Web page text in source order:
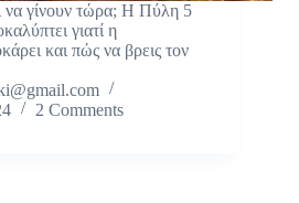
να γίνουν τώρα; Η Πύλη 5
γιατί η
και πώς να βρεις τον
2 Comments